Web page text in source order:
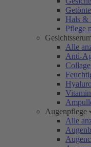
Hals &
Pflege
Gesichtsserum
Alle
Anti-
Augenpflege
Alle